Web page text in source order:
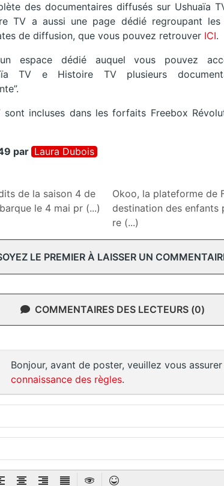
des documentaires diffusés sur Ushuaïa
TV a aussi une page dédié regroupant les
de diffusion, que vous pouvez retrouver ICI.
espace dédié auquel vous pouvez
TV e Histoire TV plusieurs
sont incluses dans les forfaits Freebox
par Laura Dubois
de la saison 4 de
le 4 mai pr (...)
Okoo, la plateforme de
destination des enfants
re (...)
LE PREMIER À LAISSER UN
COMMENTAIRES DES LECTEURS (0)
Bonjour, avant de poster, veuillez vous
connaissance des règles.